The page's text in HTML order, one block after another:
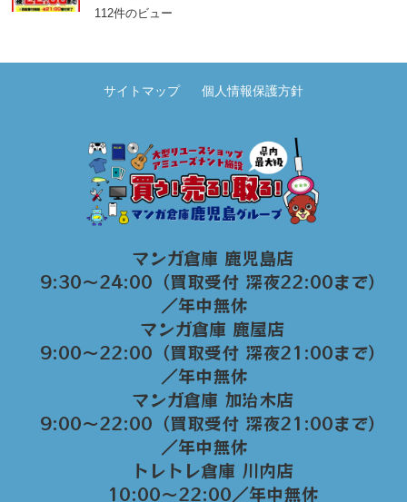
112件のビュー
サイトマップ 個人情報保護方針
マンガ倉庫 鹿児島店
9:30～24:00（買取受付 深夜22:00まで）
／年中無休
マンガ倉庫 鹿屋店
9:00～22:00（買取受付 深夜21:00まで）
／年中無休
マンガ倉庫 加治木店
9:00〜22:00（買取受付 深夜21:00まで）
／年中無休
トレトレ倉庫 川内店
10:00〜22:00／年中無休